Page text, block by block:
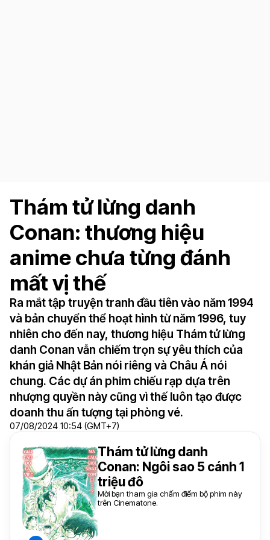
Thám tử lừng danh
Conan: thương hiệu
anime chưa từng đánh
mất vị thế
Ra mắt tập truyện tranh đầu tiên vào năm 1994
và bản chuyển thể hoạt hình từ năm 1996, tuy
nhiên cho đến nay, thương hiệu Thám tử lừng
danh Conan vẫn chiếm trọn sự yêu thích của
khán giả Nhật Bản nói riêng và Châu Á nói
chung. Các dự án phim chiếu rạp dựa trên
nhượng quyền này cũng vì thế luôn tạo được
doanh thu ấn tượng tại phòng vé.
07/08/2024 10:54 (GMT+7)
Thám tử lừng danh
Conan: Ngôi sao 5 cánh 1
triệu đô
Mời bạn tham gia chấm điểm bộ phim này
trên Cinematone.